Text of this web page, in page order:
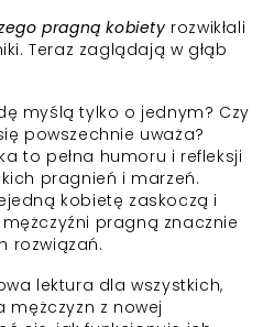
pragną kobietyrozwikłali
Teraz zaglądają w głąb
myślą tylko o jednym? Czy
powszechnie uważa?
to pełna humoru i refleksji
pragnień i marzeń.
kobietę zaskoczą i
pragną znacznie
rozwiązań.
lektura dla wszystkich,
z nowej